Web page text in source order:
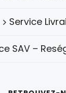
Service
SAV –